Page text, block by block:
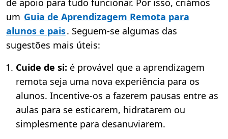
de apoio para tudo funcionar. Por isso, criámos
um Guia de Aprendizagem Remota para
alunos e pais. Seguem-se algumas das
sugestões mais úteis:
Cuide de si: é provável que a aprendizagem
remota seja uma nova experiência para os
alunos. Incentive-os a fazerem pausas entre as
aulas para se esticarem, hidratarem ou
simplesmente para desanuviarem.